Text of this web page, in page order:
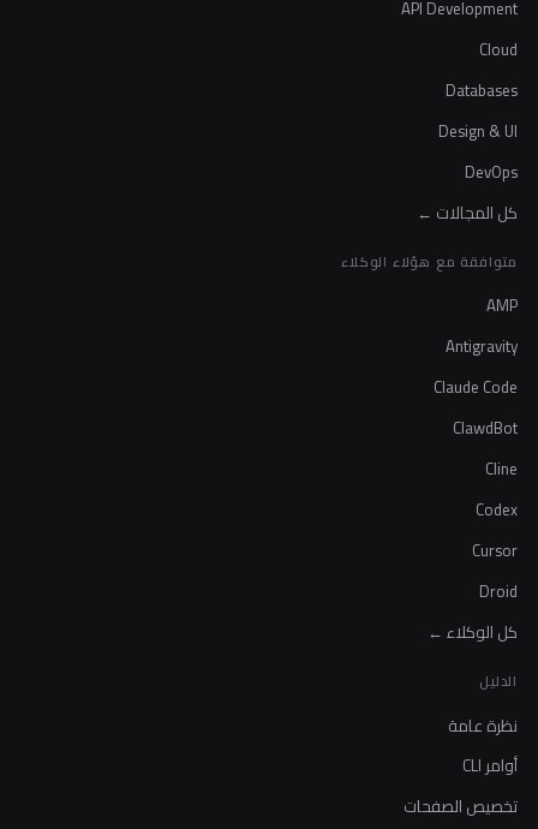
API Development
Cloud
Databases
Design & UI
DevOps
كل المجالات ←
متوافقة مع هؤلاء الوكلاء
AMP
Antigravity
Claude Code
ClawdBot
Cline
Codex
Cursor
Droid
كل الوكلاء ←
الدليل
نظرة عامة
أوامر CLI
تخصيص الصفحات